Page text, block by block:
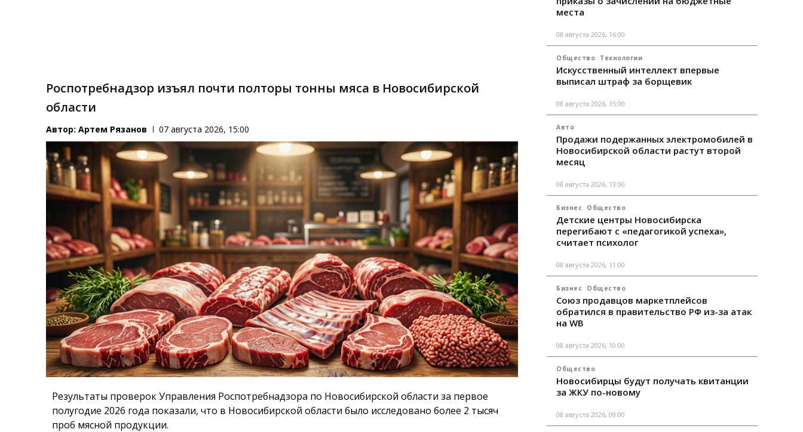
Роспотребнадзор изъял почти полторы тонны мяса в Новосибирской
области
Автор:Артем Рязанов 07 августа 2026, 15:00
Результаты проверок Управления Роспотребнадзора по Новосибирской области за первое
полугодие 2026 года показали, что в Новосибирской области было исследовано более 2 тысяч
проб мясной продукции.
места
08 августа 2026, 16:00
Общество Технологии
Искусственный интеллект впервые
выписал штраф за борщевик
08 августа 2026, 15:00
Авто
Продажи подержанных электромобилей в
Новосибирской области растут второй
месяц
08 августа 2026, 13:00
Бизнес Общество
Детские центры Новосибирска
перегибают с «педагогикой успеха»,
считает психолог
08 августа 2026, 11:00
Бизнес Общество
Союз продавцов маркетплейсов
обратился в правительство РФ из-за атак
на WB
08 августа 2026, 10:00
Общество
Новосибирцы будут получать квитанции
за ЖКУ по-новому
08 августа 2026, 09:00